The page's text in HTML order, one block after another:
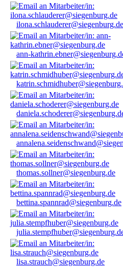
ilona.schlauderer@siegenburg.de
ann-
thomas.sollner@siegenburg.de
bettina.spannrad@siegenburg.de
lisa.strauch@siegenburg.de